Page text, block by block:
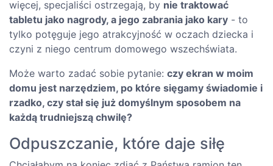
więcej, specjaliści ostrzegają, by nie traktować
tabletu jako nagrody, a jego zabrania jako kary - to
tylko potęguje jego atrakcyjność w oczach dziecka i
czyni z niego centrum domowego wszechświata.
Może warto zadać sobie pytanie: czy ekran w moim
domu jest narzędziem, po które sięgamy świadomie i
rzadko, czy stał się już domyślnym sposobem na
każdą trudniejszą chwilę?
Odpuszczanie, które daje siłę